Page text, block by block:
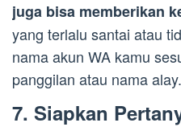
juga bisa memberikan
yang terlalu santai atau
nama akun WA kamu
panggilan atau nama alay.
7. Siapkan